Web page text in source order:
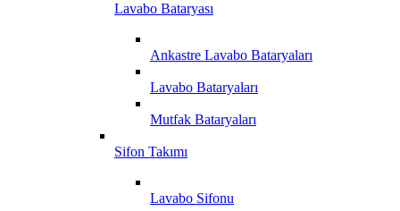
Lavabo Bataryası
Ankastre Lavabo Bataryaları
Lavabo Bataryaları
Mutfak Bataryaları
Sifon Takımı
Lavabo Sifonu